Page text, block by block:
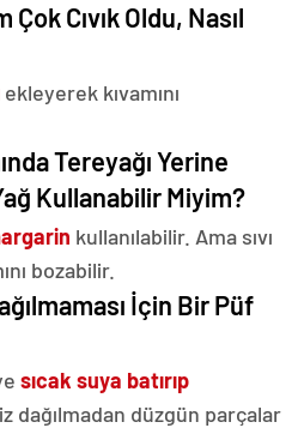
Cıvık Oldu, Nasıl
ekleyerek kıvamını
Tereyağı Yerine
Kullanabilir Miyim?
kullanılabilir. Ama sıvı
bozabilir.
İçin Bir Püf
sıcak suya batırıp
dağılmadan düzgün parçalar